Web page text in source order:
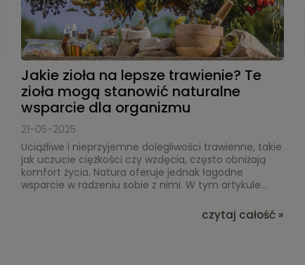
Jakie zioła na lepsze trawienie? Te
zioła mogą stanowić naturalne
wsparcie dla organizmu
21-05-2025
Uciążliwe i nieprzyjemne dolegliwości trawienne, takie
jak uczucie ciężkości czy wzdęcia, często obniżają
komfort życia. Natura oferuje jednak łagodne
wsparcie w radzeniu sobie z nimi. W tym artykule...
czytaj całość »